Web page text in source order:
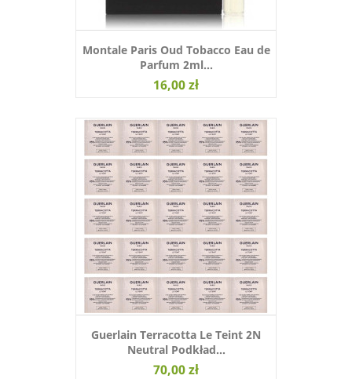
Montale Paris Oud Tobacco Eau de
Parfum 2ml...
16,00 zł
Guerlain Terracotta Le Teint 2N
Neutral Podkład...
70,00 zł